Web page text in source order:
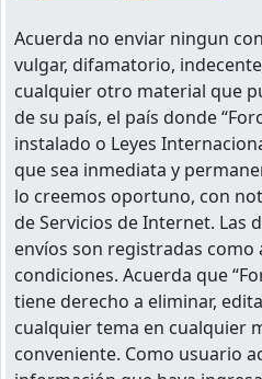
Acuerda no enviar ningun
vulgar, difamatorio,
cualquier otro material que
de su país, el país donde
instalado o Leyes
que sea inmediata y
lo creemos oportuno, con
de Servicios de Internet. Las
envíos son registradas
condiciones. Acuerda que
tiene derecho a eliminar,
cualquier tema en cualquier
conveniente. Como usuario